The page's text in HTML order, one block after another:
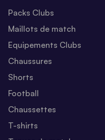
Packs Clubs
Maillots de match
Equipements Clubs
Chaussures
Shorts
Football
Chaussettes
T-shirts